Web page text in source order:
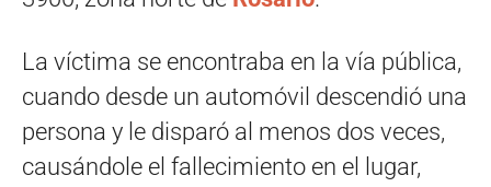
La víctima se encontraba en la vía pública,
cuando desde un automóvil descendió una
persona y le disparó al menos dos veces,
causándole el fallecimiento en el lugar,